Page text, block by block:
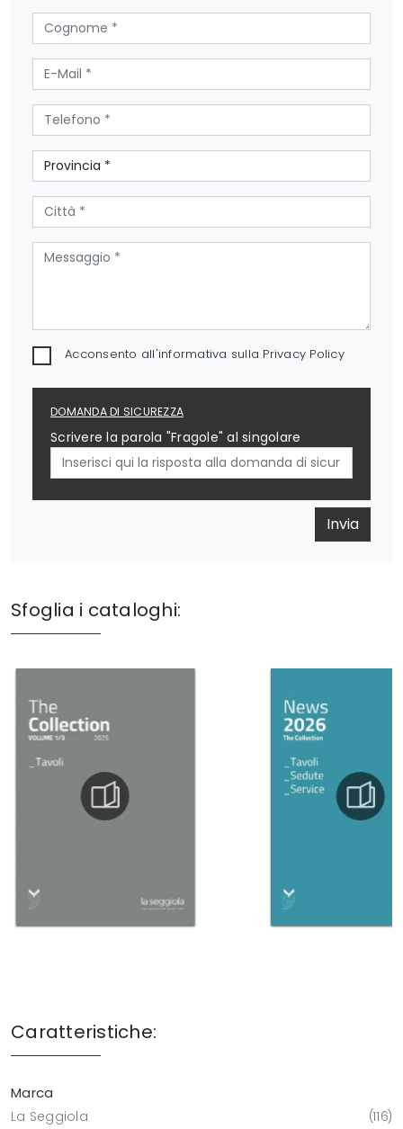
Acconsento all'informativa sulla Privacy Policy
DOMANDA DI SICUREZZA
Scrivere la parola "Fragole" al singolare
Invia
Sfoglia i cataloghi:
Caratteristiche:
Marca
La Seggiola 116